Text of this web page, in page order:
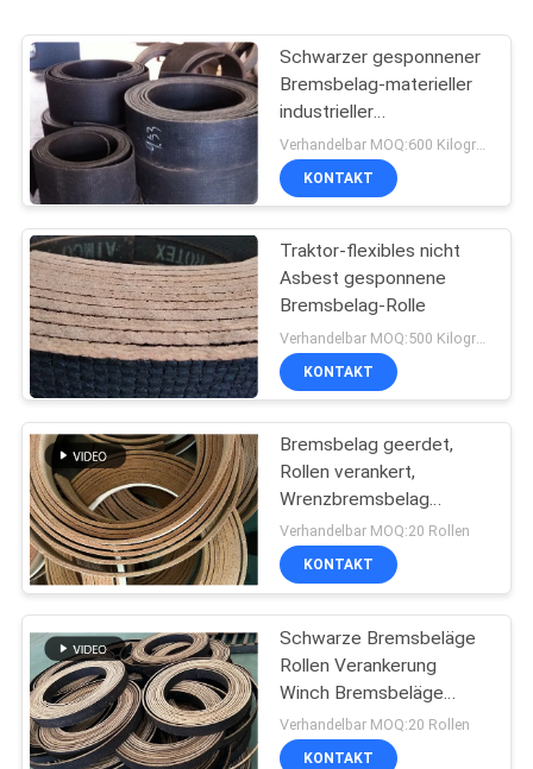
Schwarzer gesponnener
Bremsbelag-materieller
industrieller
Messingdraht verstärkte
Crane Usage
KONTAKT
Traktor-flexibles nicht
Asbest gesponnene
Bremsbelag-Rolle
KONTAKT
Bremsbelag geerdet,
Rollen verankert,
Wrenzbremsbelag
geschliffen,
Gewebebremsbelag
Verhandelbar MOQ:20 Rollen
KONTAKT
Schwarze Bremsbeläge
Rollen Verankerung
Winch Bremsbeläge
Schwarze Farbe
Gewebte Bremsbeläge
Verhandelbar MOQ:20 Rollen
KONTAKT